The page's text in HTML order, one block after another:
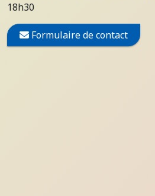
18h30
Formulaire de contact